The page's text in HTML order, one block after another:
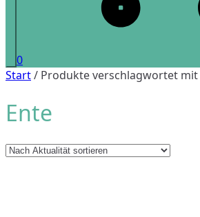
0
Start/ Produkte verschlagwortet mit
Ente